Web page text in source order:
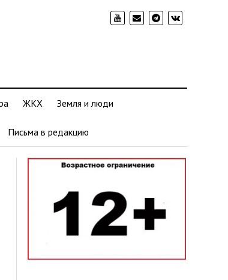
ЖКХ Земля и люди
Письма в редакцию